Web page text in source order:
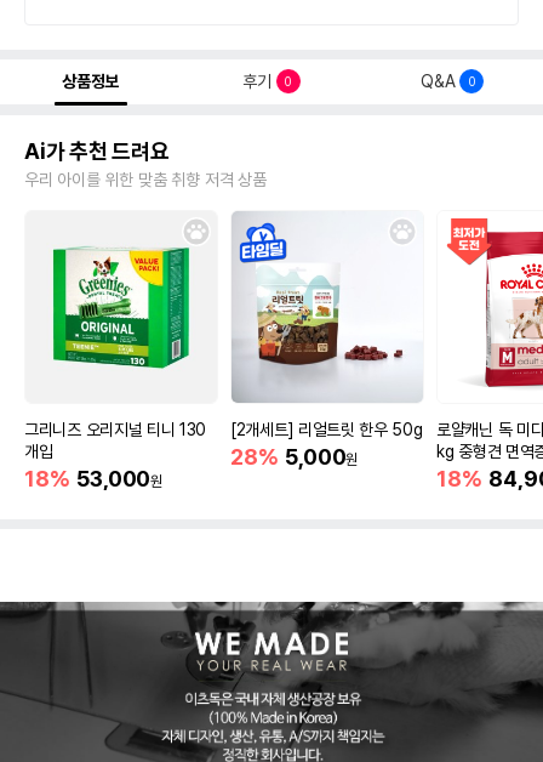
상품정보 후기 0 Q&A 0
Ai가 추천 드려요
우리 아이를 위한 맞춤 취향 저격 상품
그리니즈 오리지널 티니 130
개입
18% 53,000원
[2개세트] 리얼트릿 한우 50g
28% 5,000원
로얄캐닌 독 미
kg 중형견 면역
18%